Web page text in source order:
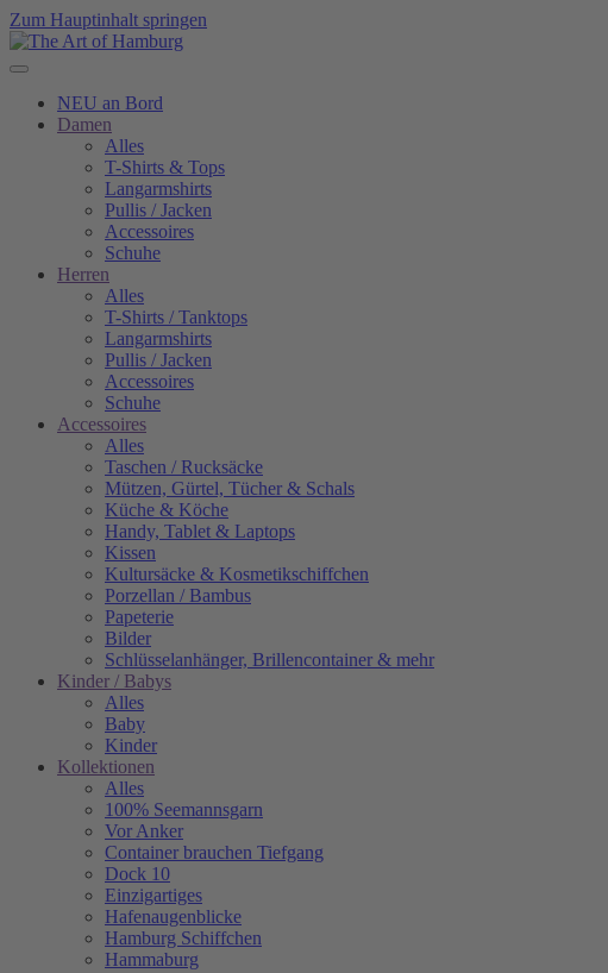
Zum Hauptinhalt springen
NEU an Bord
Damen
Alles
T-Shirts & Tops
Langarmshirts
Pullis / Jacken
Accessoires
Schuhe
Herren
Alles
T-Shirts / Tanktops
Langarmshirts
Pullis / Jacken
Accessoires
Schuhe
Accessoires
Alles
Taschen / Rucksäcke
Mützen, Gürtel, Tücher & Schals
Küche & Köche
Handy, Tablet & Laptops
Kissen
Kultursäcke & Kosmetikschiffchen
Porzellan / Bambus
Papeterie
Bilder
Schlüsselanhänger, Brillencontainer & mehr
Kinder / Babys
Alles
Baby
Kinder
Kollektionen
Alles
100% Seemannsgarn
Vor Anker
Container brauchen Tiefgang
Dock 10
Einzigartiges
Hafenaugen­blicke
Hamburg Schiffchen
Hammaburg